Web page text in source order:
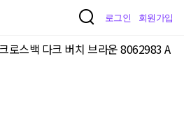
로그인 회원가입